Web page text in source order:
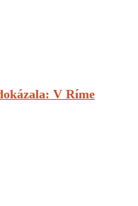
V Ríme